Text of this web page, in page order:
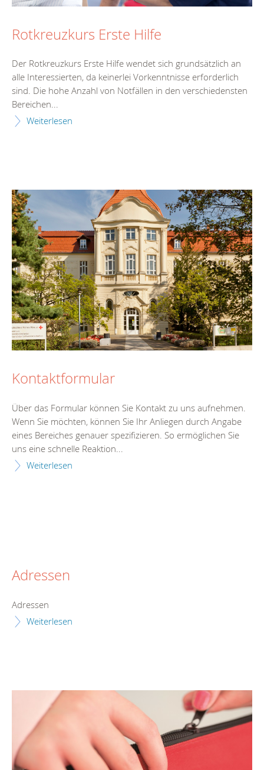
Rotkreuzkurs Erste Hilfe
Der Rotkreuzkurs Erste Hilfe wendet sich grundsätzlich an
alle Interessierten, da keinerlei Vorkenntnisse erforderlich
sind. Die hohe Anzahl von Notfällen in den verschiedensten
Bereichen...
Weiterlesen
Kontaktformular
Über das Formular können Sie Kontakt zu uns aufnehmen.
Wenn Sie möchten, können Sie Ihr Anliegen durch Angabe
eines Bereiches genauer spezifizieren. So ermöglichen Sie
uns eine schnelle Reaktion...
Weiterlesen
Adressen
Adressen
Weiterlesen